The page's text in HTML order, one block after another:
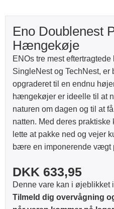
Eno Doublenest
Hængekøje
ENOs tre mest
SingleNest og TechNest, er
opgraderet til en endnu
hængekøjer er ideelle til at
naturen om dagen og til at
natten. Med deres
lette at pakke ned og vejer
bære en imponerende vægt
DKK 633,95
Denne vare kan i øjeblikket
Tilmeld dig overvågning